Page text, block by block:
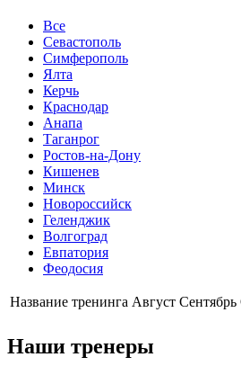
Все
Севастополь
Симферополь
Ялта
Керчь
Краснодар
Анапа
Таганрог
Ростов-на-Дону
Кишенев
Минск
Новороссийск
Геленджик
Волгоград
Евпатория
Феодосия
Название тренинга Август Сентябрь
Наши тренеры